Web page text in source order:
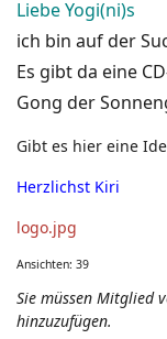
Liebe Yogi(ni)s
ich bin auf der
Es gibt da eine
Gong der
Gibt es hier eine
Herzlichst Kiri
logo.jpg
Ansichten: 39
Sie müssen Mitglied
hinzuzufügen.